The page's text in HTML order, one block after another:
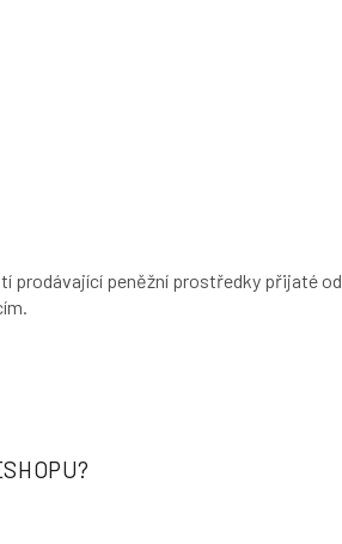
prodávající peněžní prostředky přijaté od